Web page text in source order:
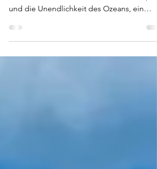
Stellen Sie sich vor, Sie schweben langsam